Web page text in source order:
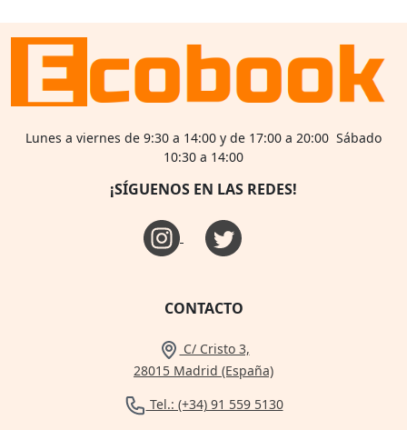
Lunes a viernes de 9:30 a 14:00 y de 17:00 a 20:00 Sábado
10:30 a 14:00
¡SÍGUENOS EN LAS REDES!
CONTACTO
C/ Cristo 3,
28015 Madrid (España)
Tel.: (+34) 91 559 5130